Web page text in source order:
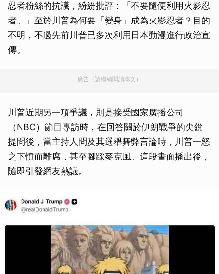
忍者粉絲的抗議，紛紛批評：「不要隨便利用火影忍
者。」至於川普為何要「變身」成為火影忍者？目的
不明，不過先前川普已多次利用日本動漫進行政治宣
傳。
廣告（請繼續閱讀本文）
川普近期另一項爭議，則是接受國家廣播公司
（NBC）節目專訪時，在回答關於伊朗戰爭的尖銳
提問後，當主持人問及其選舉舞弊言論時，川普一怒
之下憤而離席，甚至腳踩麥克風。這段畫面播出後，
隨即引發網友熱議。